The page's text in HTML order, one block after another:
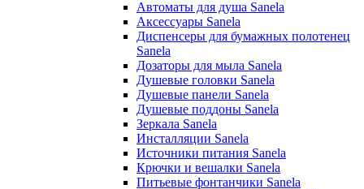
Автоматы для душа Sanela
Аксессуары Sanela
Диспенсеры для бумажных полотенец
Sanela
Дозаторы для мыла Sanela
Душевые головки Sanela
Душевые панели Sanela
Душевые поддоны Sanela
Зеркала Sanela
Инсталляции Sanela
Источники питания Sanela
Крючки и вешалки Sanela
Питьевые фонтанчики Sanela